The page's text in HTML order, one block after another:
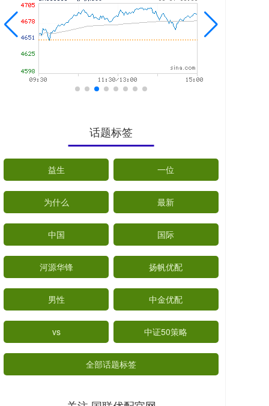
话题标签
益生 一位
为什么 最新
中国 国际
河源华锋 扬帆优配
男性 中金优配
vs 中证50策略
全部话题标签